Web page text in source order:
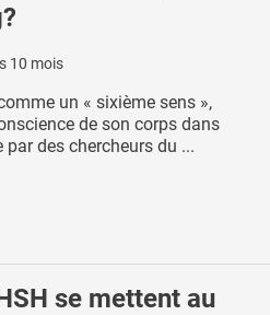
10 mois
un « sixième sens »,
de son corps dans
par des chercheurs du ...
se mettent au